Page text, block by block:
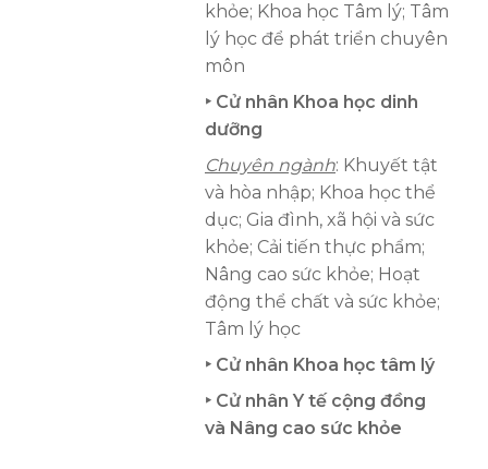
khỏe; Khoa học Tâm lý; Tâm
lý học để phát triển chuyên
môn
‣ Cử nhân Khoa học dinh
dưỡng
Chuyên ngành: Khuyết tật
và hòa nhập; Khoa học thể
dục; Gia đình, xã hội và sức
khỏe; Cải tiến thực phẩm;
Nâng cao sức khỏe; Hoạt
động thể chất và sức khỏe;
Tâm lý học
‣ Cử nhân Khoa học tâm lý
‣ Cử nhân Y tế cộng đồng
và Nâng cao sức khỏe